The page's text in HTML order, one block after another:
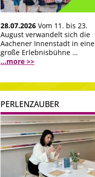
28.07.2026 Vom 11. bis 23.
August verwandelt sich die
Aachener Innenstadt in eine
große Erlebnisbühne …
...more >>
PERLENZAUBER